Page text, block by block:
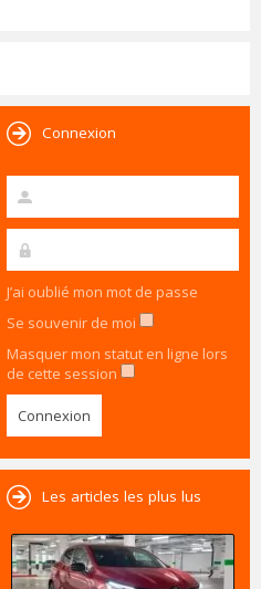
Connexion
J’ai oublié mon mot de passe
Se souvenir de moi
Masquer mon statut en ligne lors
de cette session
Les articles les plus lus